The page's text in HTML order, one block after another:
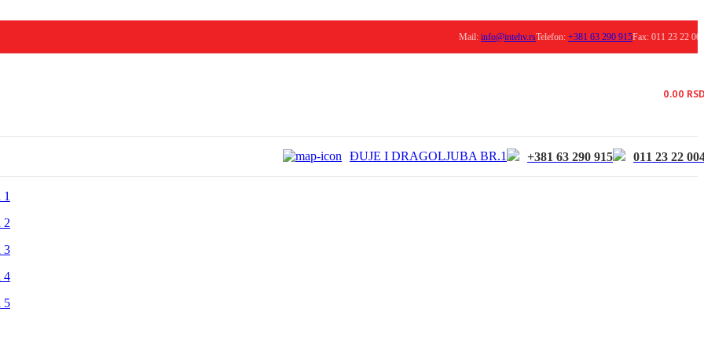
Mail: info@intehv.rsTelefon: +381 63 290 915Fax: 011 23 22
0.00
ĐUJE I DRAGOLJUBA BR.1 +381 63 290 915 011 23 22